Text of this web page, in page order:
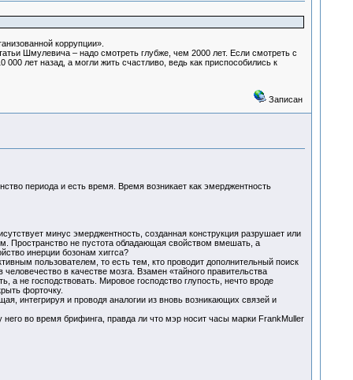
коррупции».
Шмулевича – надо смотреть глубже, чем 2000 лет. Если смотреть с
лет назад, а могли жить счастливо, ведь как приспособились к
Записан
периода и есть время. Время возникает как эмерджентность
минус эмерджентность, созданная конструкция разрушает или
Пространство не пустота обладающая свойством вмешать, а
инерции бозонам хиггса?
пользователем, то есть тем, кто проводит дополнительный поиск
в качестве мозга. Взамен «тайного правительства
а не господствовать. Мировое господство глупость, нечто вроде
форточку.
интегрируя и проводя аналогии из вновь возникающих связей и
него во время брифинга, правда ли что мэр носит часы марки FrankMuller